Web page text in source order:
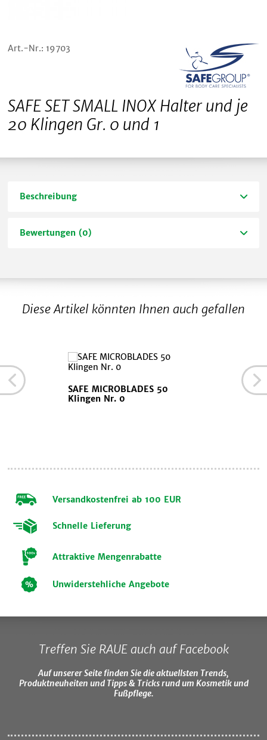
Art.-Nr.: 19703
SAFE SET SMALL INOX Halter und je
20 Klingen Gr. 0 und 1
Beschreibung
Bewertungen (0)
Diese Artikel könnten Ihnen auch gefallen
SAFE MICROBLADES 50
Klingen Nr. 0
Versandkostenfrei ab 100 EUR
Schnelle Lieferung
Attraktive Mengenrabatte
Unwiderstehliche Angebote
Treffen Sie RAUE auch auf Facebook
Auf unserer Seite finden Sie die aktuellsten Trends,
Produktneuheiten und Tipps & Tricks rund um Kosmetik und
Fußpflege.